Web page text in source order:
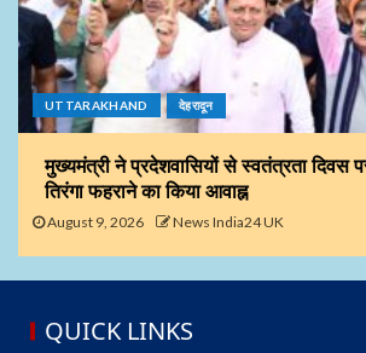
UTTARAKHAND देहरादून
मुख्यमंत्री ने प्रदेशवासियों से स्वतंत्रता दिवस
तिरंगा फहराने का किया आवाह्न
August 9, 2026 News India24 UK
QUICK LINKS